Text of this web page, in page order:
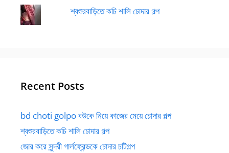
শ্বশুরবাড়িতে কচি শালি চোদার গল্প
Recent Posts
bd choti golpo বউকে নিয়ে কাজের মেয়ে চোদার গল্প
শ্বশুরবাড়িতে কচি শালি চোদার গল্প
জোর করে সুন্দরী গার্লফ্রেন্ডকে চোদার চটিগল্প